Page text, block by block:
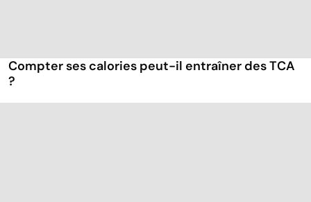
Compter ses calories peut-il entraîner des TCA
?